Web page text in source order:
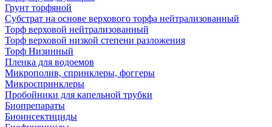
Грунт торфяной
Субстрат на основе верхового торфа нейтрализованный
Торф верховой нейтрализованный
Торф верховой низкой степени разложения
Торф Низинный
Пленка для водоемов
Микрополив, спринклеры, фоггеры
Микроспринклеры
Пробойники для капельной трубки
Биопрепараты
Биоинсектициды